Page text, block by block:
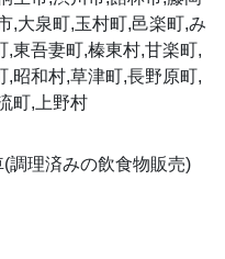
,大泉町,玉村町,邑楽町,み
,東吾妻町,榛東村,甘楽町,
,昭和村,草津町,長野原町,
町,上野村
調理済みの飲食物販売)